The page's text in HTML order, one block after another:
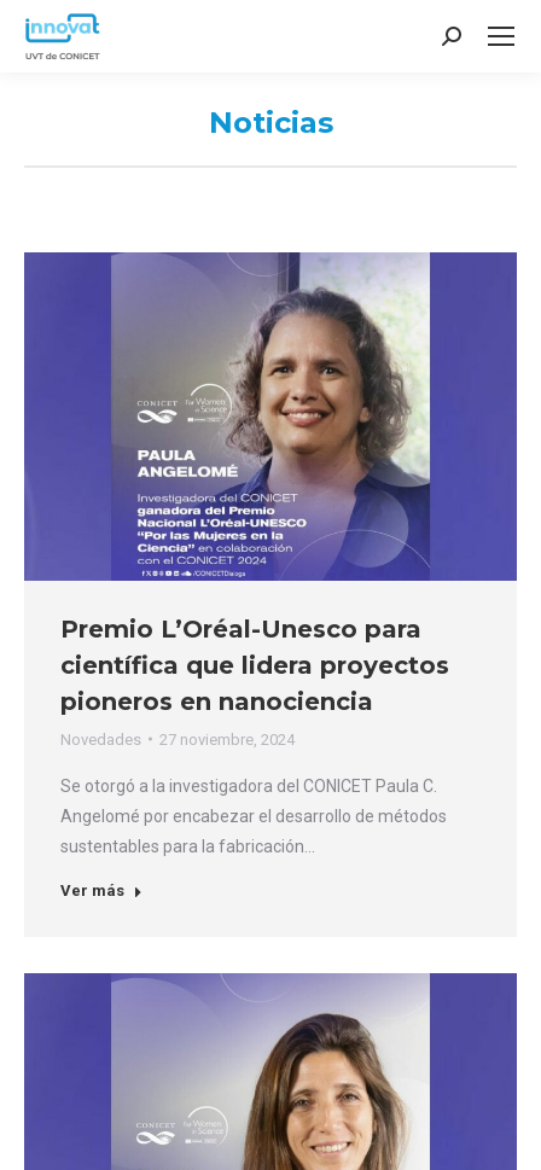
Search:
Noticias
Premio L’Oréal-Unesco para
científica que lidera proyectos
pioneros en nanociencia
Novedades 27 noviembre, 2024
Se otorgó a la investigadora del CONICET Paula C.
Angelomé por encabezar el desarrollo de métodos
sustentables para la fabricación…
Ver más